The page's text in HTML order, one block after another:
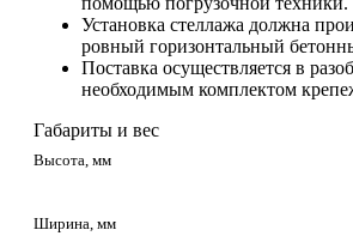
Установка стеллажа должна
ровный горизонтальный
Поставка осуществляется в
необходимым комплектом
Габариты и вес
Высота, мм
Ширина, мм